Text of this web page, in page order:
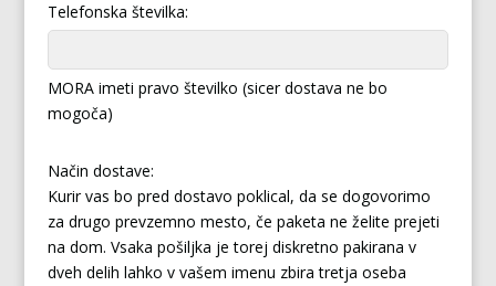
Telefonska številka:
MORA imeti pravo številko (sicer dostava ne bo
mogoča)
Način dostave:
Kurir vas bo pred dostavo poklical, da se dogovorimo
za drugo prevzemno mesto, če paketa ne želite prejeti
na dom. Vsaka pošiljka je torej diskretno pakirana v
dveh delih lahko v vašem imenu zbira tretja oseba